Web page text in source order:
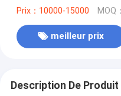
résistant automatique
Prix：10000-15000 MOQ
meilleur prix
Description De Produit